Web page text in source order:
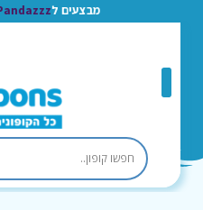
מבצעים לPandazzz-פנדזז